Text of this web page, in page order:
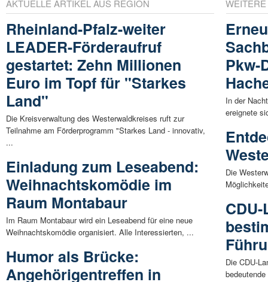
AKTUELLE ARTIKEL AUS REGION
Rheinland-Pfalz-weiter
LEADER-Förderaufruf
gestartet: Zehn Millionen
Euro im Topf für "Starkes
Land"
Die Kreisverwaltung des Westerwaldkreises ruft zur
Teilnahme am Förderprogramm "Starkes Land - innovativ,
...
Einladung zum Leseabend:
Weihnachtskomödie im
Raum Montabaur
Im Raum Montabaur wird ein Leseabend für eine neue
Weihnachtskomödie organisiert. Alle Interessierten, ...
Humor als Brücke:
Angehörigentreffen in
Pkw-
In der
ereignete
Die
Die CDU-